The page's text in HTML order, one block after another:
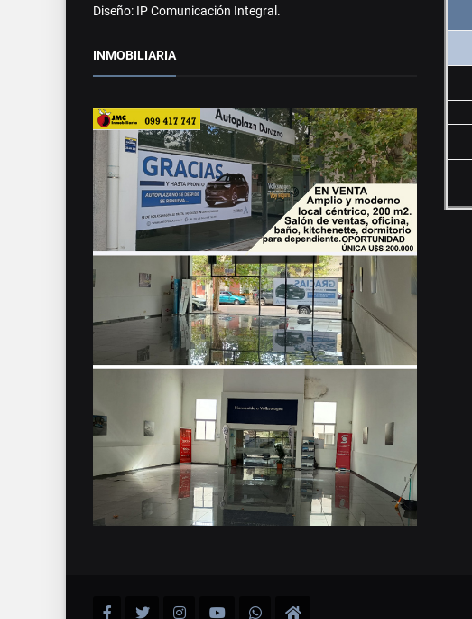
Diseño: IP Comunicación Integral.
INMOBILIARIA